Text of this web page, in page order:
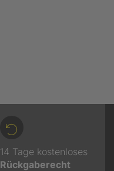
14 Tage kostenloses
Rückgaberecht